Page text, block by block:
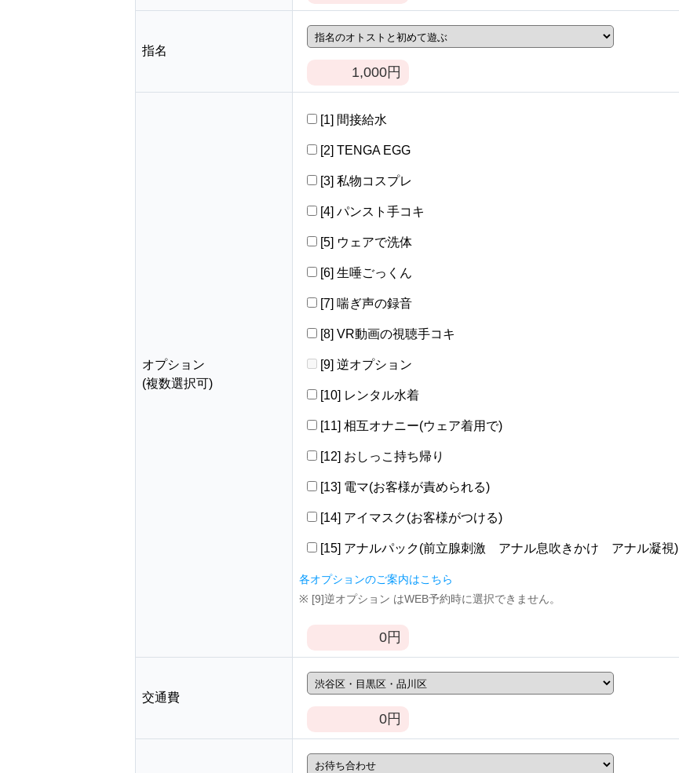
指名
1,000円
オプション
(複数選択可)
[1] 間接給水
[2] TENGA EGG
[3] 私物コスプレ
[4] パンスト手コキ
[5] ウェアで洗体
[6] 生唾ごっくん
[7] 喘ぎ声の録音
[8] VR動画の視聴手コキ
[9] 逆オプション
[10] レンタル水着
[11] 相互オナニー(ウェア着用で)
[12] おしっこ持ち帰り
[13] 電マ(お客様が責められる)
[14] アイマスク(お客様がつける)
[15] アナルパック(前立腺刺激 アナル息吹きかけ アナル凝視)
各オプションのご案内はこちら
※ [9]逆オプション はWEB予約時に選択できません。
0円
交通費
0円